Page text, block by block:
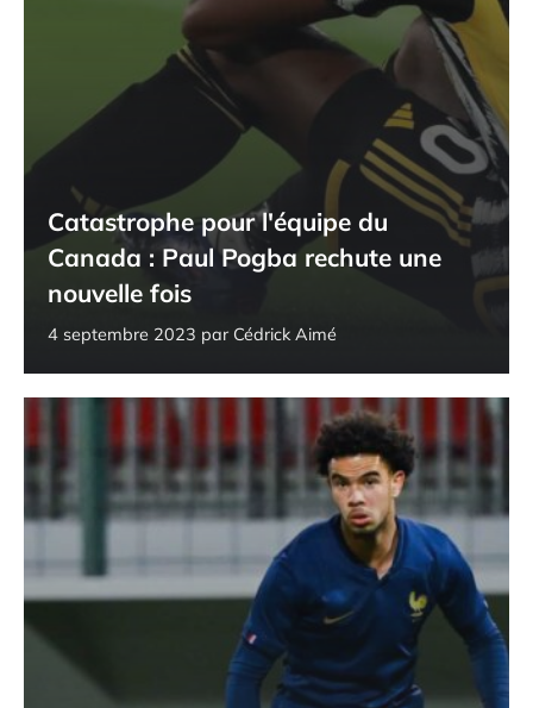
Catastrophe pour l'équipe du
Canada : Paul Pogba rechute une
nouvelle fois
4 septembre 2023 par Cédrick Aimé